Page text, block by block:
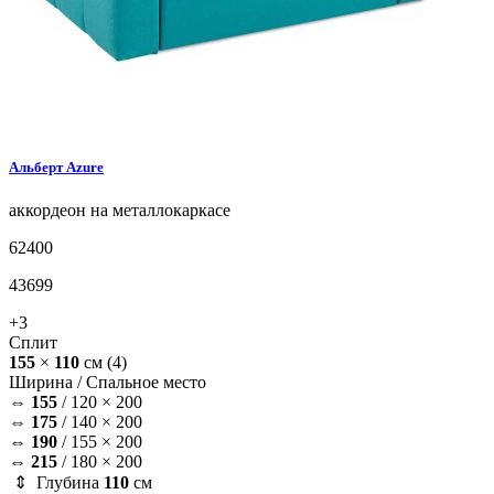
АльбертAzure
аккордеон на металлокаркасе
62400
43699
+3
Сплит
155 × 110 см (4)
Ширина /Спальное место
⇔ 155 / 120 × 200
⇔ 175 / 140 × 200
⇔ 190 / 155 × 200
⇔ 215 / 180 × 200
⇕ Глубина 110 см